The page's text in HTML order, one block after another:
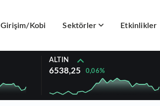
Girişim/Kobi Sektörler Etkinlikler
ALTIN
6538,25 0,06%